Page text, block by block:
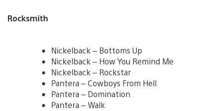
Rocksmith
Nickelback – Bottoms Up
Nickelback – How You Remind Me
Nickelback – Rockstar
Pantera – Cowboys From Hell
Pantera – Domination
Pantera – Walk